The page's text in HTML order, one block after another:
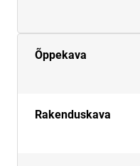
Õppekava
Rakenduskava